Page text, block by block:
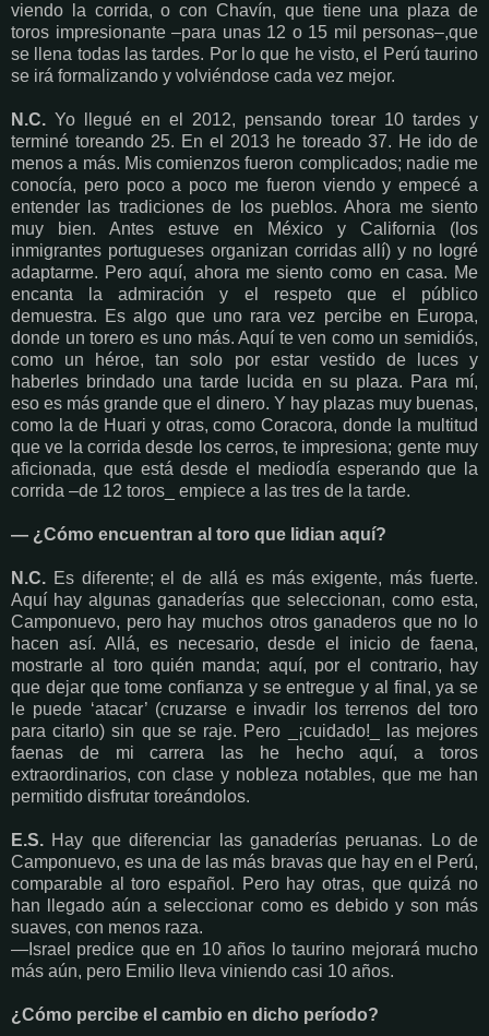
viendo la corrida, o con Chavín, que tiene una plaza de
toros impresionante –para unas 12 o 15 mil personas–,que
se llena todas las tardes. Por lo que he visto, el Perú taurino
se irá formalizando y volviéndose cada vez mejor.
N.C. Yo llegué en el 2012, pensando torear 10 tardes y
terminé toreando 25. En el 2013 he toreado 37. He ido de
menos a más. Mis comienzos fueron complicados; nadie me
conocía, pero poco a poco me fueron viendo y empecé a
entender las tradiciones de los pueblos. Ahora me siento
muy bien. Antes estuve en México y California (los
inmigrantes portugueses organizan corridas allí) y no logré
adaptarme. Pero aquí, ahora me siento como en casa. Me
encanta la admiración y el respeto que el público
demuestra. Es algo que uno rara vez percibe en Europa,
donde un torero es uno más. Aquí te ven como un semidiós,
como un héroe, tan solo por estar vestido de luces y
haberles brindado una tarde lucida en su plaza. Para mí,
eso es más grande que el dinero. Y hay plazas muy buenas,
como la de Huari y otras, como Coracora, donde la multitud
que ve la corrida desde los cerros, te impresiona; gente muy
aficionada, que está desde el mediodía esperando que la
corrida –de 12 toros_ empiece a las tres de la tarde.
— ¿Cómo encuentran al toro que lidian aquí?
N.C. Es diferente; el de allá es más exigente, más fuerte.
Aquí hay algunas ganaderías que seleccionan, como esta,
Camponuevo, pero hay muchos otros ganaderos que no lo
hacen así. Allá, es necesario, desde el inicio de faena,
mostrarle al toro quién manda; aquí, por el contrario, hay
que dejar que tome confianza y se entregue y al final, ya se
le puede ‘atacar’ (cruzarse e invadir los terrenos del toro
para citarlo) sin que se raje. Pero _¡cuidado!_ las mejores
faenas de mi carrera las he hecho aquí, a toros
extraordinarios, con clase y nobleza notables, que me han
permitido disfrutar toreándolos.
E.S. Hay que diferenciar las ganaderías peruanas. Lo de
Camponuevo, es una de las más bravas que hay en el Perú,
comparable al toro español. Pero hay otras, que quizá no
han llegado aún a seleccionar como es debido y son más
suaves, con menos raza.
—Israel predice que en 10 años lo taurino mejorará mucho
más aún, pero Emilio lleva viniendo casi 10 años.
¿Cómo percibe el cambio en dicho período?